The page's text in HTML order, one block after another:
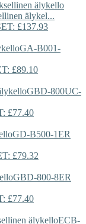
älykel...
£137.93
GA-B001-
£89.10
GBD-800UC-
£77.40
GD-B500-1ER
£79.32
GBD-800-8ER
£77.40
ECB-